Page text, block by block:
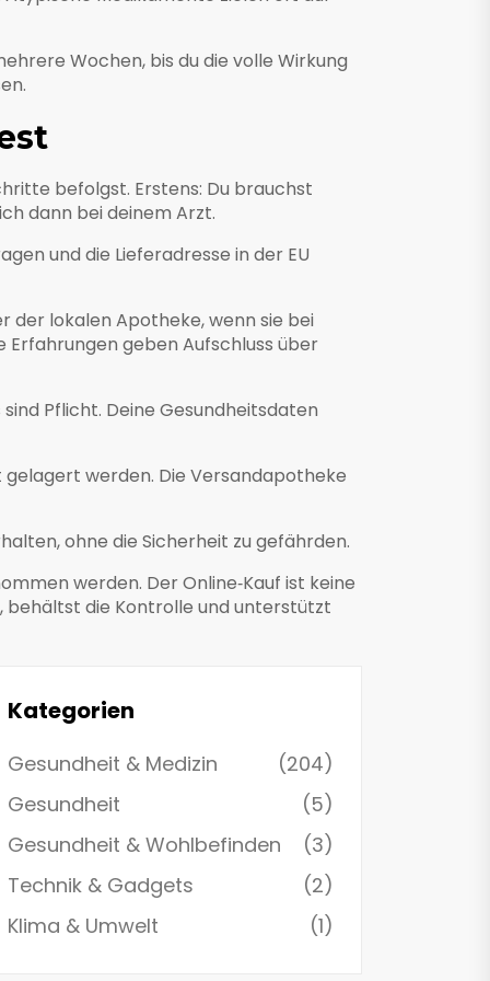
Wochen, bis du die volle Wirkung
befolgst. Erstens: Du brauchst
dann bei deinem Arzt.
und die Lieferadresse in der EU
der lokalen Apotheke, wenn sie bei
geben Aufschluss über
Pflicht. Deine Gesundheitsdaten
werden. Die Versandapotheke
ohne die Sicherheit zu gefährden.
werden. Der Online‑Kauf ist keine
behältst die Kontrolle und unterstützt
Kategorien
Gesundheit & Medizin
(204)
Gesundheit
(5)
Gesundheit & Wohlbefinden
(3)
Technik & Gadgets
(2)
Klima & Umwelt
(1)